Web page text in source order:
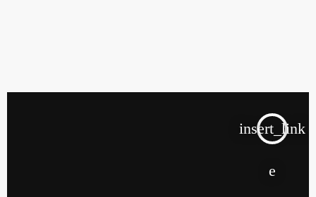
insert_link